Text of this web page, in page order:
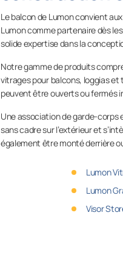
Le balcon de Lumon convient
Lumon comme partenaire dès
solide expertise dans la
Notre gamme de produits
vitrages pour balcons, loggias et
peuvent être ouverts ou fermés
Une association de garde-corps
sans cadre sur l’extérieur et
également être monté derrière
Lumon
Lumon
Visor